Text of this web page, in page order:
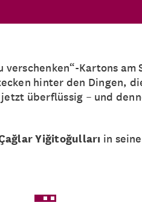
verschenken“-Kartons
hinter den Dingen,
überflüssig – und
Yiğitoğulları in